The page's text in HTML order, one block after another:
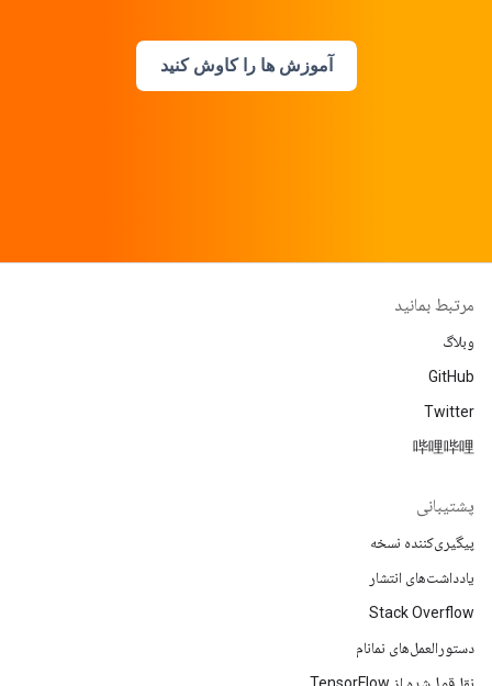
آموزش ها را کاوش کنید
مرتبط بمانید
وبلاگ
GitHub
Twitter
哔哩哔哩
پشتیبانی
پیگیری‌کننده نسخه
یادداشت‌های انتشار
Stack Overflow
دستورالعمل‌های نمانام